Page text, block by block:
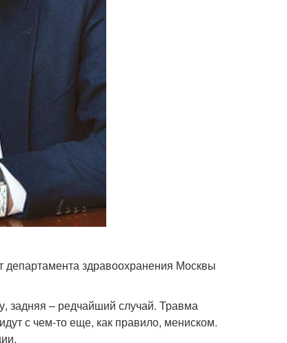
здравоохранения Москвы
задняя – редчайший случай. Травма
с чем-то еще, как правило, мениском.